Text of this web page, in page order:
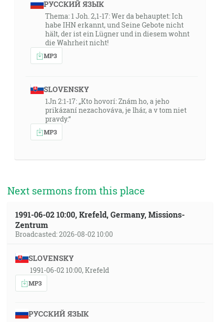
РУССКИЙ ЯЗЫК
Thema: 1 Joh. 2,1-17: Wer da behauptet: Ich
habe IHN erkannt, und Seine Gebote nicht
hält, der ist ein Lügner und in diesem wohnt
die Wahrheit nicht!
MP3
SLOVENSKY
1Jn 2:1-17: „Kto hovorí: Znám ho, a jeho
prikázaní nezachováva, je lhár, a v tom niet
pravdy.“
MP3
Next sermons from this place
1991-06-02 10:00, Krefeld, Germany, Missions-
Zentrum
Broadcasted: 2026-08-02 10:00
SLOVENSKY
1991-06-02 10:00, Krefeld
MP3
РУССКИЙ ЯЗЫК